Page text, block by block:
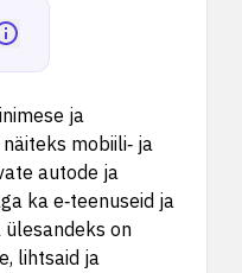
ja
mobiili‑ ja
autode ja
ka e‑teenuseid ja
ülesandeks on
lihtsaid ja